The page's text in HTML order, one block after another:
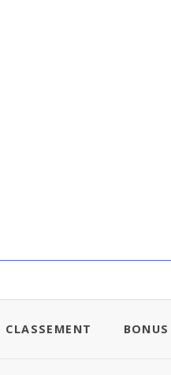
CLASSEMENT BONUS